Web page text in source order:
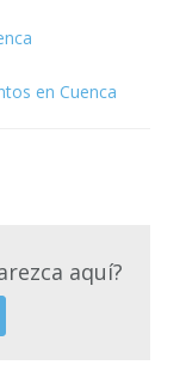
en Cuenca
aquí?